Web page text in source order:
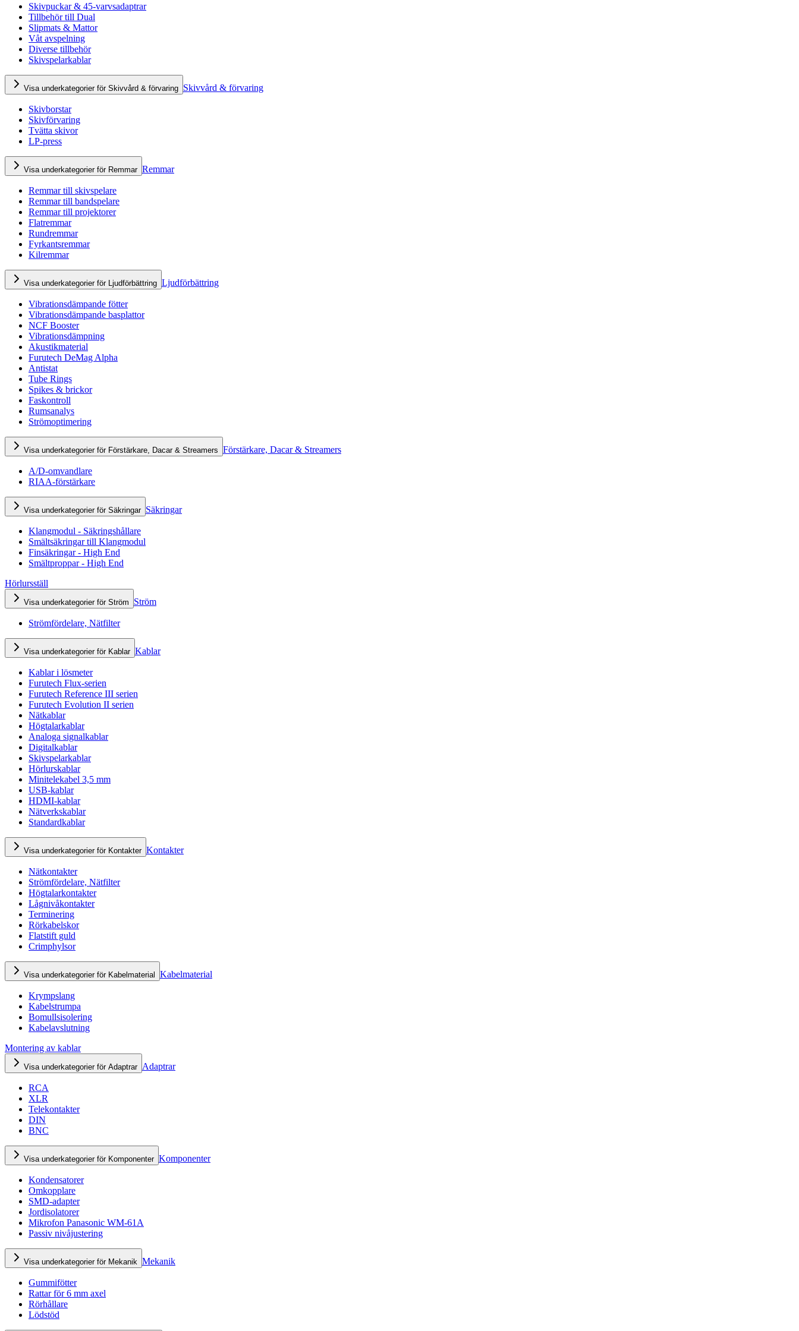
Skivpuckar & 45-varvsadaptrar
Tillbehör till Dual
Slipmats & Mattor
Våt avspelning
Diverse tillbehör
Skivspelarkablar
Visa underkategorier för Skivvård & förvaring Skivvård & förvaring
Skivborstar
Skivförvaring
Tvätta skivor
LP-press
Visa underkategorier för Remmar Remmar
Remmar till skivspelare
Remmar till bandspelare
Remmar till projektorer
Flatremmar
Rundremmar
Fyrkantsremmar
Kilremmar
Visa underkategorier för Ljudförbättring Ljudförbättring
Vibrationsdämpande fötter
Vibrationsdämpande basplattor
NCF Booster
Vibrationsdämpning
Akustikmaterial
Furutech DeMag Alpha
Antistat
Tube Rings
Spikes & brickor
Faskontroll
Rumsanalys
Strömoptimering
Visa underkategorier för Förstärkare, Dacar & Streamers Förstärkare, Dacar & Streamers
A/D-omvandlare
RIAA-förstärkare
Visa underkategorier för Säkringar Säkringar
Klangmodul - Säkringshållare
Smältsäkringar till Klangmodul
Finsäkringar - High End
Smältproppar - High End
Hörlursställ
Visa underkategorier för Ström Ström
Strömfördelare, Nätfilter
Visa underkategorier för Kablar Kablar
Kablar i lösmeter
Furutech Flux-serien
Furutech Reference III serien
Furutech Evolution II serien
Nätkablar
Högtalarkablar
Analoga signalkablar
Digitalkablar
Skivspelarkablar
Hörlurskablar
Minitelekabel 3,5 mm
USB-kablar
HDMI-kablar
Nätverkskablar
Standardkablar
Visa underkategorier för Kontakter Kontakter
Nätkontakter
Strömfördelare, Nätfilter
Högtalarkontakter
Lågnivåkontakter
Terminering
Rörkabelskor
Flatstift guld
Crimphylsor
Visa underkategorier för Kabelmaterial Kabelmaterial
Krympslang
Kabelstrumpa
Bomullsisolering
Kabelavslutning
Montering av kablar
Visa underkategorier för Adaptrar Adaptrar
RCA
XLR
Telekontakter
DIN
BNC
Visa underkategorier för Komponenter Komponenter
Kondensatorer
Omkopplare
SMD-adapter
Jordisolatorer
Mikrofon Panasonic WM-61A
Passiv nivåjustering
Visa underkategorier för Mekanik Mekanik
Gummifötter
Rattar för 6 mm axel
Rörhållare
Lödstöd